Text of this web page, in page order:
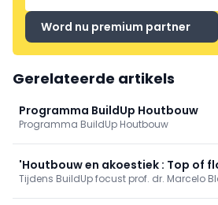
Word nu premium partner
Gerelateerde artikels
Programma BuildUp Houtbouw
Programma BuildUp Houtbouw
'Houtbouw en akoestiek : Top of
Tijdens BuildUp focust prof. dr. Marcelo